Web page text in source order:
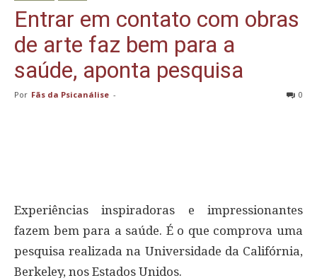
Entrar em contato com obras
de arte faz bem para a
saúde, aponta pesquisa
Por Fãs da Psicanálise - 0
Experiências inspiradoras e impressionantes
fazem bem para a saúde. É o que comprova uma
pesquisa realizada na Universidade da Califórnia,
Berkeley, nos Estados Unidos.